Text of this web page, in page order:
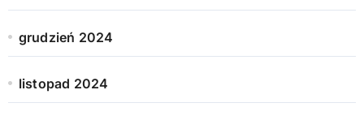
grudzień 2024
listopad 2024